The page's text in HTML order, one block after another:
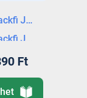
János
János
Ft